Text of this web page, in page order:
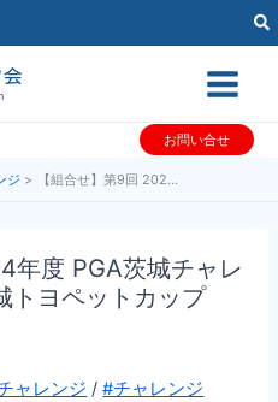
会
お問い合せ
ジ 【組合せ】第9回 2024年度 PGA茨城チャレンジトーナメント 茨城トヨペットカップ【11/8(金),2024】
年度 PGA茨城チャレ
トヨペットカップ
ャレンジ /#チャレンジ